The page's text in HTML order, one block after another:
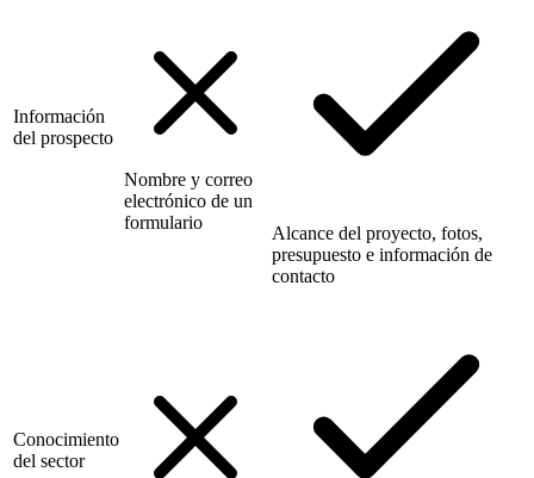
Información
del prospecto
Nombre y correo
electrónico de un
formulario
Alcance del proyecto, fotos,
presupuesto e información de
contacto
Conocimiento
del sector